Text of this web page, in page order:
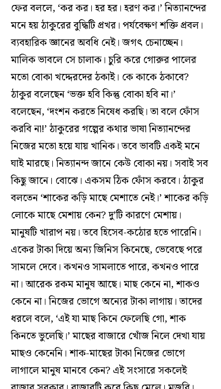
ফের বললে, ‘কর কর। হর হর। হরণ কর।’ নিত্যানন্দের
মনে হয় ঠাকুরের বুদ্ধিটি প্রখর। পর্যবেক্ষণ শক্তি প্রবল।
ব্যবহারিক জ্ঞানের অবধি নেই। জগৎ চেনাচ্ছেন।
মালিক ভাবলে সে চালাক। চুরি করে গোরুর পালের
মতো বোকা খদ্দেরদের ঠকাই। কে কাকে ঠকাবে?
ঠাকুর বলেছেন ‘ভক্ত হবি কিন্তু বোকা হবি না।’
বলেছেন, ‘দংশন করতে নিষেধ করছি। তা বলে ফোঁস
করবি না!’ ঠাকুরের গল্পের কথার ভাষা নিত্যানন্দের
নিজের মতো হয়ে যায় খানিক। তবে ভাবটি একই মনে
ঘাই মারছে। নিত্যানন্দ জানে কেউ বোকা নয়। সবাই সব
কিছু জানে। বোঝে। একসম ঠিক ফোঁস করবে। ঠাকুর
বলতেন ‘শাকের কড়ি মাছে মেশাতে নেই।’ শাকের কড়ি
লোকে মাছে মেশায় কেন? দু’টি কারণে মেশায়।
মানুষটি খারাপ নয়। তবে হিসেব-কঠোর হতে পারেনি।
একের টাকা দিয়ে অন্য জিনিস কিনেছে, ভেবেছে পরে
সামলে দেবে। কখনও সামলাতে পারে, কখনও পারে
না। আরেক রকম মানুষ আছে। মাছ কেনে না, শাকও
কেনে না। নিজের ভোগে অন্যের টাকা লাগায়। তাদের
ধরলে বলে, ‘এই যা মাছ কিনে ফেলেছি গো, শাক
কিনতে ভুলেছি।’ মাছের বাজারে খোঁজ নিলে দেখা যায়
মাছও কেনেনি। শাক-মাছের টাকা নিজের ভোগে
লাগালে মানুষ মানবে কেন? এই সংসারে সকলেই